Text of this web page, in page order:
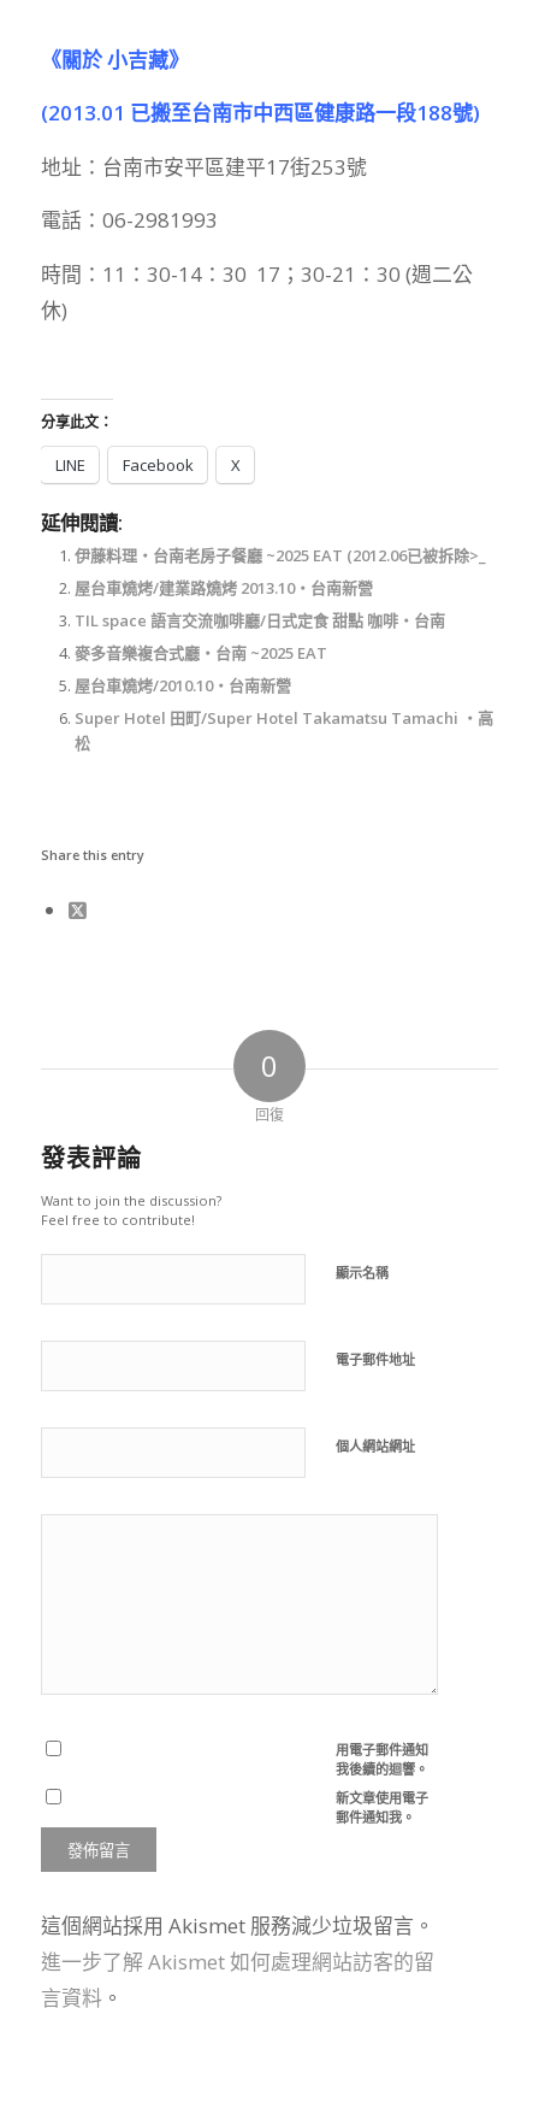
《關於 小吉藏》
(2013.01 已搬至台南市中西區健康路一段188號)
地址：台南市安平區建平17街253號
電話：06-2981993
時間：11：30-14：30 17；30-21：30 (週二公
休)
分享此文：
LINE Facebook X
延伸閱讀:
伊藤料理‧台南老房子餐廳 ~2025 EAT (2012.06已被拆除>_
屋台車燒烤/建業路燒烤 2013.10‧台南新營
TIL space 語言交流咖啡廳/日式定食 甜點 咖啡‧台南
麥多音樂複合式廳‧台南 ~2025 EAT
屋台車燒烤/2010.10‧台南新營
Super Hotel 田町/Super Hotel Takamatsu Tamachi ‧高
松
Share this entry
0
回復
發表評論
Want to join the discussion?
Feel free to contribute!
顯示名稱
電子郵件地址
個人網站網址
用電子郵件通知
我後續的迴響。
新文章使用電子
郵件通知我。
這個網站採用 Akismet 服務減少垃圾留言。
進一步了解 Akismet 如何處理網站訪客的留
言資料。